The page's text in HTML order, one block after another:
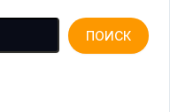
ПОИСК